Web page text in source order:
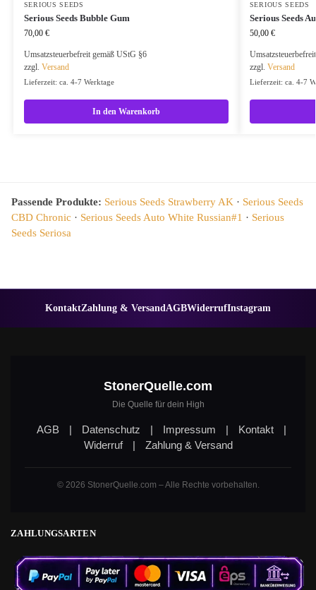
SERIOUS SEEDS
Serious Seeds Bubble Gum
70,00 €
Umsatzsteuerbefreit gemäß UStG §6
zzgl. Versand
Lieferzeit: ca. 4-7 Werktage
In den Warenkorb
SERIOUS SEEDS
Serious Seeds
50,00 €
zzgl. Versand
Lieferzeit: ca. 4-7
Passende Produkte: Serious Seeds Strawberry AK · Serious Seeds
CBD Chronic · Serious Seeds Auto White Russian#1 · Serious
Seeds Seriosa
KontaktZahlung & VersandAGBWiderrufInstagram
StonerQuelle.com
Die Quelle für dein High
AGB | Datenschutz | Impressum | Kontakt
|
Widerruf
| Zahlung & Versand
© 2026 StonerQuelle.com – Alle Rechte vorbehalten.
ZAHLUNGSARTEN